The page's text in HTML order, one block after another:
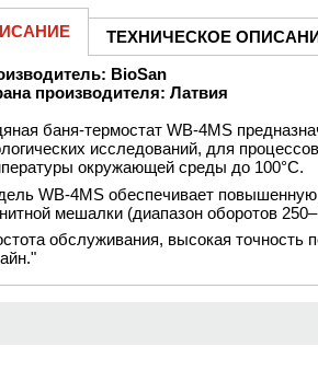
ТЕХНИЧЕСКОЕ
BioSan
производителя: Латвия
баня-термостат WB-4MS
исследований, для
окружающей среды до 100°С.
WB-4MS обеспечивает
мешалки (диапазон оборотов
обслуживания, высокая